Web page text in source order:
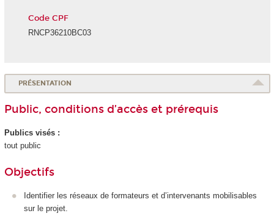
Code CPF
RNCP36210BC03
PRÉSENTATION
Public, conditions d’accès et prérequis
Publics visés :
tout public
Objectifs
Identifier les réseaux de formateurs et d’intervenants mobilisables
sur le projet.